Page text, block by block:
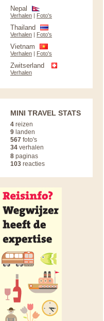
Nepal
Verhalen | Foto's
Thailand
Verhalen | Foto's
Vietnam
Verhalen | Foto's
Zwitserland
Verhalen
MINI TRAVEL STATS
4 reizen
9 landen
567 foto's
34 verhalen
8 paginas
103 reacties